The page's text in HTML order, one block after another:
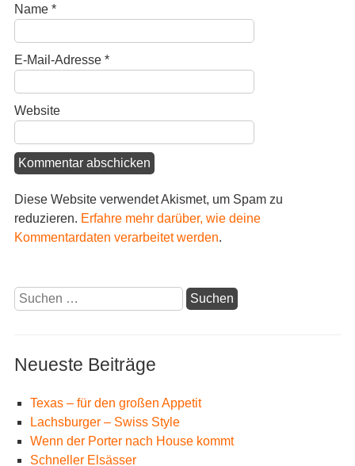
Name *
E-Mail-Adresse *
Website
Diese Website verwendet Akismet, um Spam zu
reduzieren. Erfahre mehr darüber, wie deine
Kommentardaten verarbeitet werden.
Suchen
nach:
Neueste Beiträge
Texas – für den großen Appetit
Lachsburger – Swiss Style
Wenn der Porter nach House kommt
Schneller Elsässer